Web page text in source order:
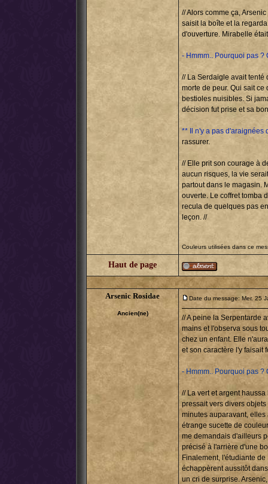
// Alors comme ça,
saisit la boîte et la
d'ouverture. Mirabelle
- Hmmm.. Pourquoi pas ?
// La Serdaigle avait tenté
morte de peur. Qui sait
bestioles nuisibles. Si
décision fut prise et sa
** Il n'y a pas d'araignées
rassurer.
// Elle prit son courage à
aucun risques, la vie
partout dans le magasin.
ouverte. Le coffret tomba
recula de quelques pas
leçon. //
Couleurs utilisées dans ce
Haut de page
Arsenic Rosidae
Ancien(ne)
Date du message: Mer. 25
// A peine la Serpentarde
mains et l'observa sous
chez un enfant. Elle
et son caractère l'y faisait
- Hmmm.. Pourquoi pas ?
// La vert et argent
pressait vers divers
minutes auparavant,
étrange sucette de
me demandais d'ailleurs
précisé à l'arrière d'une
Finalement, l'étudiante
échappèrent aussitôt
un cri de surprise.